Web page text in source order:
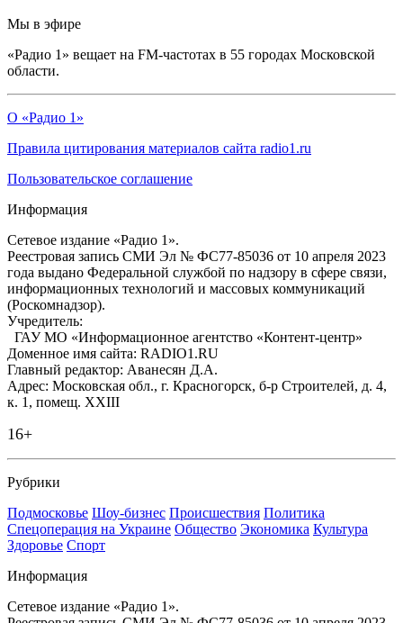
Мы в эфире
«Радио 1» вещает на FM-частотах в 55 городах Московской
области.
О «Радио 1»
Правила цитирования материалов сайта radio1.ru
Пользовательское соглашение
Информация
Сетевое издание «Радио 1».
Реестровая запись СМИ Эл № ФС77-85036 от 10 апреля 2023
года выдано Федеральной службой по надзору в сфере связи,
информационных технологий и массовых коммуникаций
(Роскомнадзор).
Учредитель:
ГАУ МО «Информационное агентство «Контент-центр»
Доменное имя сайта: RADIO1.RU
Главный редактор: Аванесян Д.А.
Адрес: Московская обл., г. Красногорск, б-р Строителей, д. 4,
к. 1, помещ. XXIII
16+
Рубрики
Подмосковье Шоу-бизнес Происшествия Политика
Спецоперация на Украине Общество Экономика Культура
Здоровье Спорт
Информация
Сетевое издание «Радио 1».